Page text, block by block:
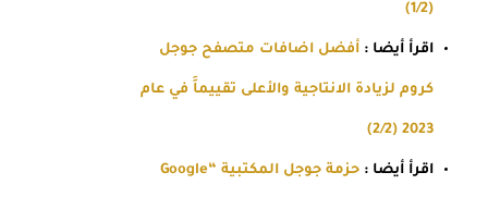
(1/2)
اقرأ أيضا : أفضل اضافات متصفح جوجل
كروم لزيادة الانتاجية والأعلى تقييماََ في عام
2023 (2/2)
اقرأ أيضا : حزمة جوجل المكتبية “Google